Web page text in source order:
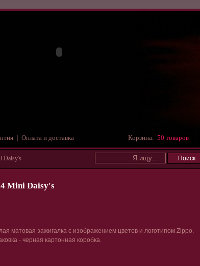
Оплата и доставка Корзина: 50 товаров
Daisy's
Mini Daisy's
матовая зажигалка с изображением цветов и логотипом Zippo.
- черная картонная коробка.